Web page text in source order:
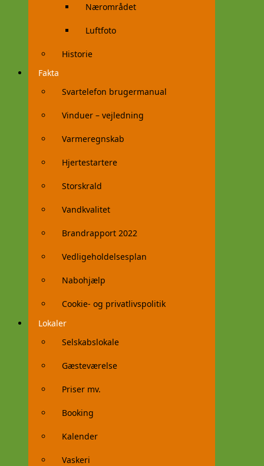
Nærområdet
Luftfoto
Historie
Fakta
Svartelefon brugermanual
Vinduer – vejledning
Varmeregnskab
Hjertestartere
Storskrald
Vandkvalitet
Brandrapport 2022
Vedligeholdelsesplan
Nabohjælp
Cookie- og privatlivspolitik
Lokaler
Selskabslokale
Gæsteværelse
Priser mv.
Booking
Kalender
Vaskeri